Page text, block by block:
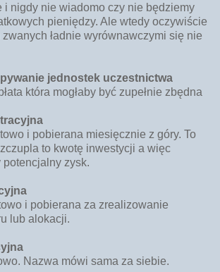
i nigdy nie wiadomo czy nie będziemy
pieniędzy. Ale wtedy oczywiście
zwanych ładnie wyrównawczymi się nie
jednostek uczestnictwa
która mogłaby być zupełnie zbędna
i pobierana miesięcznie z góry. To
to kwotę inwestycji a więc
zysk.
i pobierana za zrealizowanie
lub alokacji.
Nazwa mówi sama za siebie.